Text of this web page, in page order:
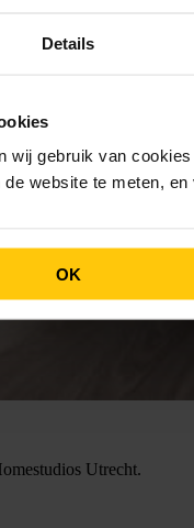
Details
wij gebruik van
website te meten,
OK
Utrecht.